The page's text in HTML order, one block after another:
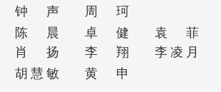
钟声
周珂
陈晨 卓健
袁菲
肖扬
李翔
李凌月
胡慧敏 黄申